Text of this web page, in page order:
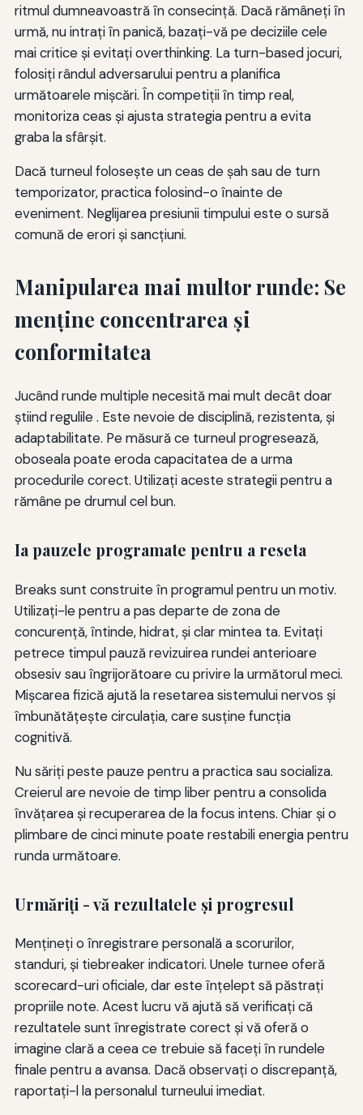
ritmul dumneavoastră în consecinţă. Dacă rămâneţi în
urmă, nu intraţi în panică, bazaţi-vă pe deciziile cele
mai critice şi evitaţi overthinking. La turn-based jocuri,
folosiţi rândul adversarului pentru a planifica
următoarele mişcări. În competiţii în timp real,
monitoriza ceas şi ajusta strategia pentru a evita
graba la sfârşit.
Dacă turneul folosește un ceas de șah sau de turn
temporizator, practica folosind-o înainte de
eveniment. Neglijarea presiunii timpului este o sursă
comună de erori și sancțiuni.
Manipularea mai multor runde: Se
menține concentrarea și
conformitatea
Jucând runde multiple necesită mai mult decât doar
știind regulile . Este nevoie de disciplină, rezistenta, și
adaptabilitate. Pe măsură ce turneul progresează,
oboseala poate eroda capacitatea de a urma
procedurile corect. Utilizați aceste strategii pentru a
rămâne pe drumul cel bun.
Ia pauzele programate pentru a reseta
Breaks sunt construite în programul pentru un motiv.
Utilizați-le pentru a pas departe de zona de
concurență, întinde, hidrat, și clar mintea ta. Evitați
petrece timpul pauză revizuirea rundei anterioare
obsesiv sau îngrijorătoare cu privire la următorul meci.
Mișcarea fizică ajută la resetarea sistemului nervos și
îmbunătățește circulația, care susține funcția
cognitivă.
Nu săriți peste pauze pentru a practica sau socializa.
Creierul are nevoie de timp liber pentru a consolida
învățarea și recuperarea de la focus intens. Chiar și o
plimbare de cinci minute poate restabili energia pentru
runda următoare.
Urmăriţi - vă rezultatele şi progresul
Menţineţi o înregistrare personală a scorurilor,
standuri, şi tiebreaker indicatori. Unele turnee oferă
scorecard-uri oficiale, dar este înţelept să păstraţi
propriile note. Acest lucru vă ajută să verificaţi că
rezultatele sunt înregistrate corect şi vă oferă o
imagine clară a ceea ce trebuie să faceţi în rundele
finale pentru a avansa. Dacă observaţi o discrepanţă,
raportaţi-l la personalul turneului imediat.